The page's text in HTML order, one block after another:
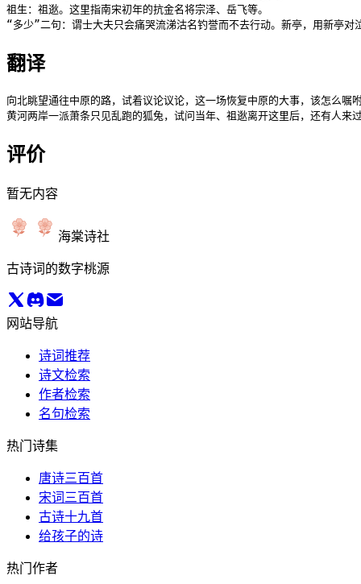
祖生：祖逖。这里指南宋初年的抗金名将宗泽、岳飞等。
“多少”二句：谓士大夫只会痛哭流涕沽名钓誉而不去行动。新亭，用新亭对
翻译
向北眺望通往中原的路，试着议论议论，这一场恢复中原的大事，该怎么
黄河两岸一派萧条只见乱跑的狐兔，试问当年、祖逖离开这里后，还有人
评价
暂无内容
海棠诗社
古诗词的数字桃源
网站导航
诗词推荐
诗文检索
作者检索
名句检索
热门诗集
唐诗三百首
宋词三百首
古诗十九首
给孩子的诗
热门作者